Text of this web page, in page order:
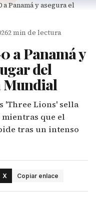
Panamá y asegura el
2 min de lectura
a Panamá y
del
Mundial
'Three Lions' sella
que el
tras un intenso
X Copiar enlace